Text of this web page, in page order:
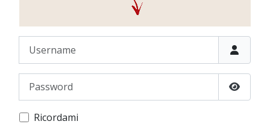
Username
Password
Show
Ricordami